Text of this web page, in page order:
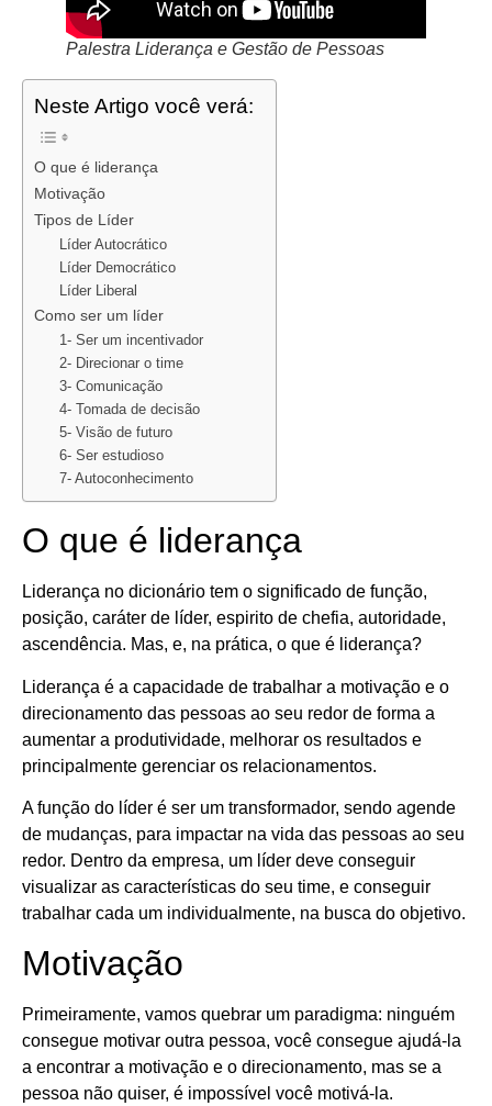
Palestra Liderança e Gestão de Pessoas
Neste Artigo você verá:
O que é liderança
Motivação
Tipos de Líder
Líder Autocrático
Líder Democrático
Líder Liberal
Como ser um líder
1- Ser um incentivador
2- Direcionar o time
3- Comunicação
4- Tomada de decisão
5- Visão de futuro
6- Ser estudioso
7- Autoconhecimento
O que é liderança
Liderança no dicionário tem o significado de função,
posição, caráter de líder, espirito de chefia, autoridade,
ascendência. Mas, e, na prática, o que é liderança?
Liderança é a capacidade de trabalhar a motivação e o
direcionamento das pessoas ao seu redor de forma a
aumentar a produtividade, melhorar os resultados e
principalmente gerenciar os relacionamentos.
A função do líder é ser um transformador, sendo agende
de mudanças, para impactar na vida das pessoas ao seu
redor. Dentro da empresa, um líder deve conseguir
visualizar as características do seu time, e conseguir
trabalhar cada um individualmente, na busca do objetivo.
Motivação
Primeiramente, vamos quebrar um paradigma: ninguém
consegue motivar outra pessoa, você consegue ajudá-la
a encontrar a motivação e o direcionamento, mas se a
pessoa não quiser, é impossível você motivá-la.